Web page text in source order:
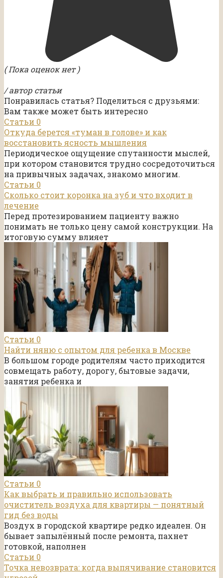
( Пока оценок нет )
/ автор статьи
Понравилась статья? Поделиться с друзьями:
Вам также может быть интересно
Статьи 0
Откуда берется «туман в голове» и как
восстановить ясность мышления
Периодическое ощущение спутанности мыслей,
при котором становится трудно сосредоточиться
на привычных задачах, знакомо многим.
Статьи 0
Сколько стоит коронка на зуб и что входит в
лечение
Перед протезированием пациенту важно
понимать не только цену самой конструкции. На
итоговую сумму влияет
Статьи 0
Найти няню с опытом для ребенка в Москве
В большом городе родителям часто приходится
совмещать работу, дорогу, бытовые задачи,
занятия ребенка и
Статьи 0
Как выбрать и правильно использовать
очиститель воздуха для квартиры — понятный
гид без воды
Воздух в городской квартире редко идеален. Он
бывает запылённый после ремонта, пахнет
готовкой, наполнен
Статьи 0
Точка невозврата: когда выпячивание становится